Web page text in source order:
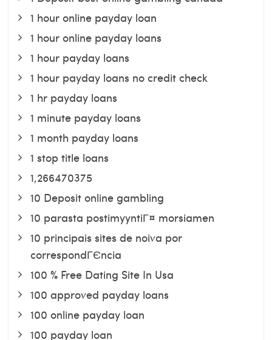
1 hour online payday loan
1 hour online payday loans
1 hour payday loans
1 hour payday loans no credit check
1 hr payday loans
1 minute payday loans
1 month payday loans
1 stop title loans
1,266470375
10 Deposit online gambling
10 parasta postimyyntiГ¤ morsiamen
10 principais sites de noiva por
correspondГЄncia
100 % Free Dating Site In Usa
100 approved payday loans
100 online payday loan
100 payday loan